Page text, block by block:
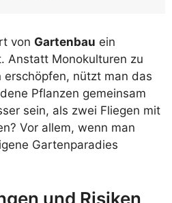
von Gartenbau ein
Anstatt Monokulturen zu
nützt man das
Pflanzen gemeinsam
sein, als zwei Fliegen mit
Vor allem, wenn man
Gartenparadies
und Risiken